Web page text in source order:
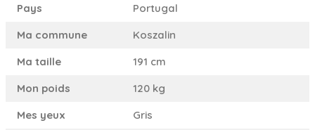
Pays
Portugal
Ma commune
Koszalin
Ma taille
191 cm
Mon poids
120 kg
Mes yeux
Gris